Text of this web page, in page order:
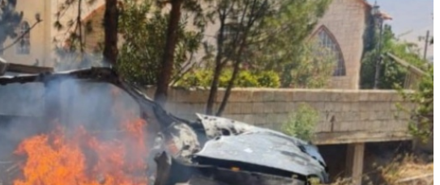
من لبنان
ثقافة ومجتمع
منوعات
صحافة
أجنبية
بريد
القرّاء